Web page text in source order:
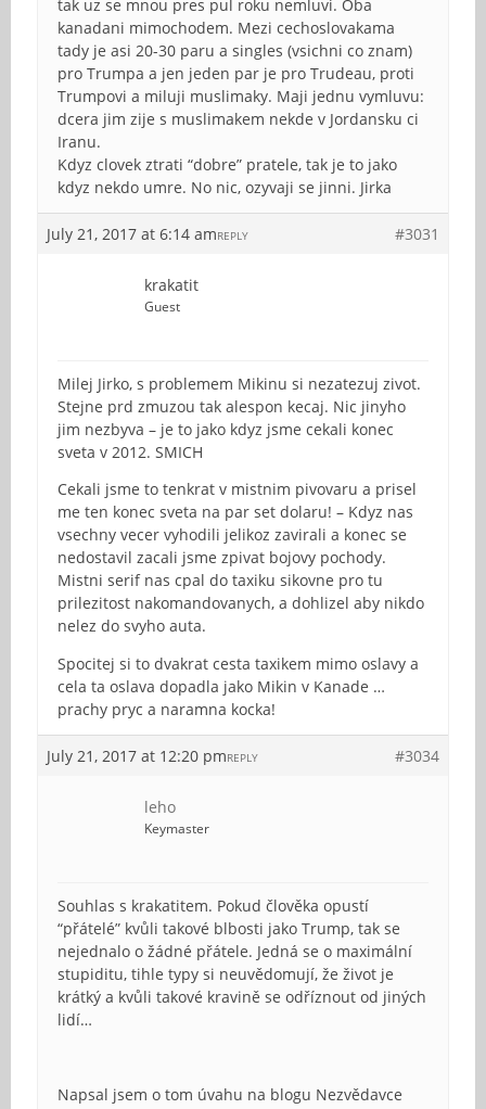
tak uz se mnou pres pul roku nemluvi. Oba
kanadani mimochodem. Mezi cechoslovakama
tady je asi 20-30 paru a singles (vsichni co znam)
pro Trumpa a jen jeden par je pro Trudeau, proti
Trumpovi a miluji muslimaky. Maji jednu vymluvu:
dcera jim zije s muslimakem nekde v Jordansku ci
Iranu.
Kdyz clovek ztrati “dobre” pratele, tak je to jako
kdyz nekdo umre. No nic, ozyvaji se jinni. Jirka
July 21, 2017 at 6:14 am #3031
REPLY
krakatit
Guest
Milej Jirko, s problemem Mikinu si nezatezuj zivot.
Stejne prd zmuzou tak alespon kecaj. Nic jinyho
jim nezbyva – je to jako kdyz jsme cekali konec
sveta v 2012. SMICH
Cekali jsme to tenkrat v mistnim pivovaru a prisel
me ten konec sveta na par set dolaru! – Kdyz nas
vsechny vecer vyhodili jelikoz zavirali a konec se
nedostavil zacali jsme zpivat bojovy pochody.
Mistni serif nas cpal do taxiku sikovne pro tu
prilezitost nakomandovanych, a dohlizel aby nikdo
nelez do svyho auta.
Spocitej si to dvakrat cesta taxikem mimo oslavy a
cela ta oslava dopadla jako Mikin v Kanade …
prachy pryc a naramna kocka!
July 21, 2017 at 12:20 pm #3034
REPLY
leho
Keymaster
Souhlas s krakatitem. Pokud člověka opustí
“přátelé” kvůli takové blbosti jako Trump, tak se
nejednalo o žádné přátele. Jedná se o maximální
stupiditu, tihle typy si neuvědomují, že život je
krátký a kvůli takové kravině se odříznout od jiných
lidí…
Napsal jsem o tom úvahu na blogu Nezvědavce